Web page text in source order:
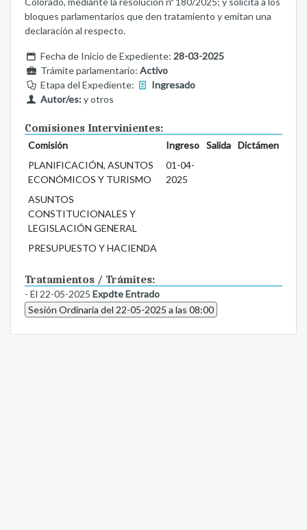
bloques parlamentarios que den tratamiento y emitan una
declaración al respecto.
Fecha de Inicio de Expediente: 28-03-2025
Trámite parlamentario: Activo
Etapa del Expediente:
Ingresado
Autor/es:y otros
Comisiones Intervinientes:
Comisión Ingreso Salida
Dictámen
PLANIFICACIÓN, ASUNTOS
ECONÓMICOS Y TURISMO
01-04-
2025
ASUNTOS
CONSTITUCIONALES Y
LEGISLACIÓN GENERAL
PRESUPUESTO Y HACIENDA
Tratamientos / Trámites:
- El 22-05-2025 Expdte Entrado
Sesión Ordinaria del 22-05-2025 a las 08:00